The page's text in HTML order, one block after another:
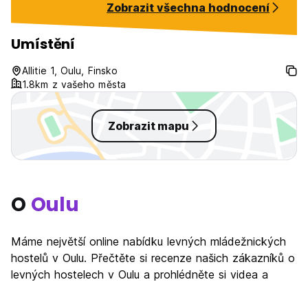
Zobrazit všechna hodnocení
Umístění
Allitie 1, Oulu, Finsko
1.8km z vašeho města
Zobrazit mapu
O Oulu
Máme největší online nabídku levných mládežnických
hostelů v Oulu. Přečtěte si recenze našich zákazníků o
levných hostelech v Oulu a prohlédněte si videa a